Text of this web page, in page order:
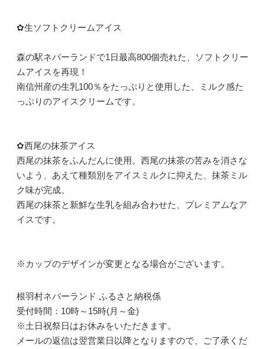
✿生ソフトクリームアイス
森の駅ネバーランドで1日最高800個売れた、ソフトクリー
ムアイスを再現！
南信州産の生乳100％をたっぷりと使用した、ミルク感た
っぷりのアイスクリームです。
✿西尾の抹茶アイス
西尾の抹茶をふんだんに使用。西尾の抹茶の苦みを消さな
いよう、あえて種類別をアイスミルクに抑えた、抹茶ミル
ク味が完成。
西尾の抹茶と新鮮な生乳を組み合わせた、プレミアムなア
イスです。
※カップのデザインが変更となる場合がございます。
根羽村ネバーランド ふるさと納税係
受付時間：10時～15時(月～金)
※土日祝祭日はお休みをいただきます。
メールの返信は翌営業日以降となりますので、ご了承くだ